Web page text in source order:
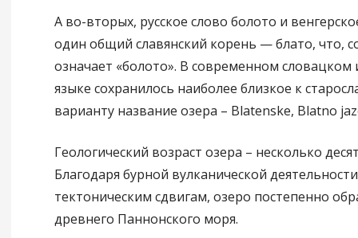
А во-вторых, русское слово болото и
один общий славянский корень — блато, что,
означает «болото». В современном словацком
языке сохранилось наиболее близкое к
варианту название озера – Blatenske, Blatno
Геологический возраст озера – несколько
Благодаря бурной вулканической
тектоническим сдвигам, озеро постепенно
древнего Паннонского моря.